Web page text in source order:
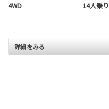
4WD 14人乗り
詳細をみる